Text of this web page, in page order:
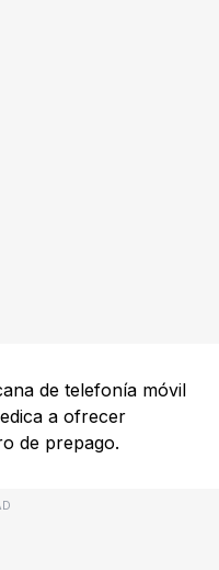
de telefonía móvil
a ofrecer
de prepago.